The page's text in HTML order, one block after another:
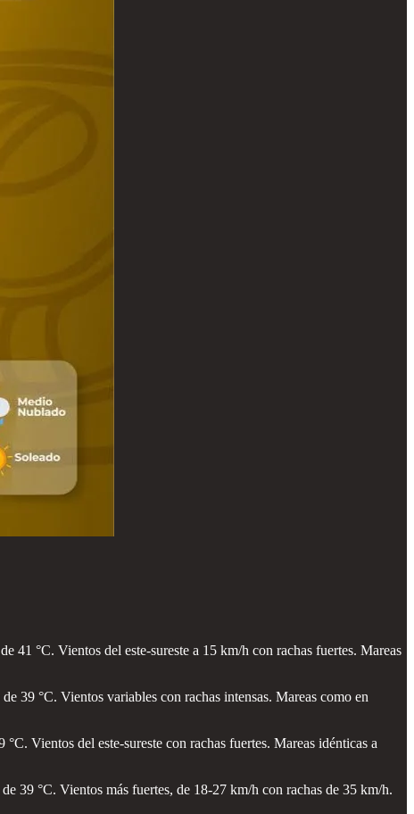
41 °C. Vientos del este-sureste a 15 km/h con rachas fuertes. Mareas
39 °C. Vientos variables con rachas intensas. Mareas como en
Vientos del este-sureste con rachas fuertes. Mareas idénticas a
39 °C. Vientos más fuertes, de 18-27 km/h con rachas de 35 km/h.